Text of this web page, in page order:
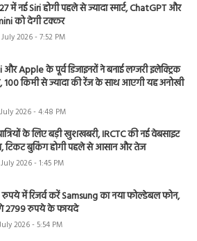
में नई Siri होगी पहले से ज्यादा स्मार्ट, ChatGPT और
को देगी टक्कर
2026 - 7:52 PM
Apple के पूर्व डिजाइनरों ने बनाई लग्जरी इलेक्ट्रिक
100 किमी से ज्यादा की रेंज के साथ आएगी यह अनोखी
2026 - 4:48 PM
के लिए बड़ी खुशखबरी, IRCTC की नई वेबसाइट
टिकट बुकिंग होगी पहले से आसान और तेज
2026 - 1:45 PM
में रिजर्व करें Samsung का नया फोल्डेबल फोन,
2799 रुपये के फायदे
2026 - 5:54 PM